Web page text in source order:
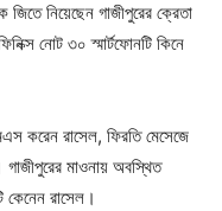
জিতে নিয়েছেন গাজীপুরের ক্রেতা
নোট ৩০ স্মার্টফোনটি কিনে
করেন রাসেল, ফিরতি মেসেজে
গাজীপুরের মাওনায় অবস্থিত
কেনেন রাসেল।